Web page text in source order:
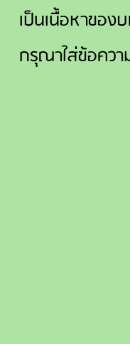
เป็นเนื้อหาของ
กรุณาใส่ข้อคว